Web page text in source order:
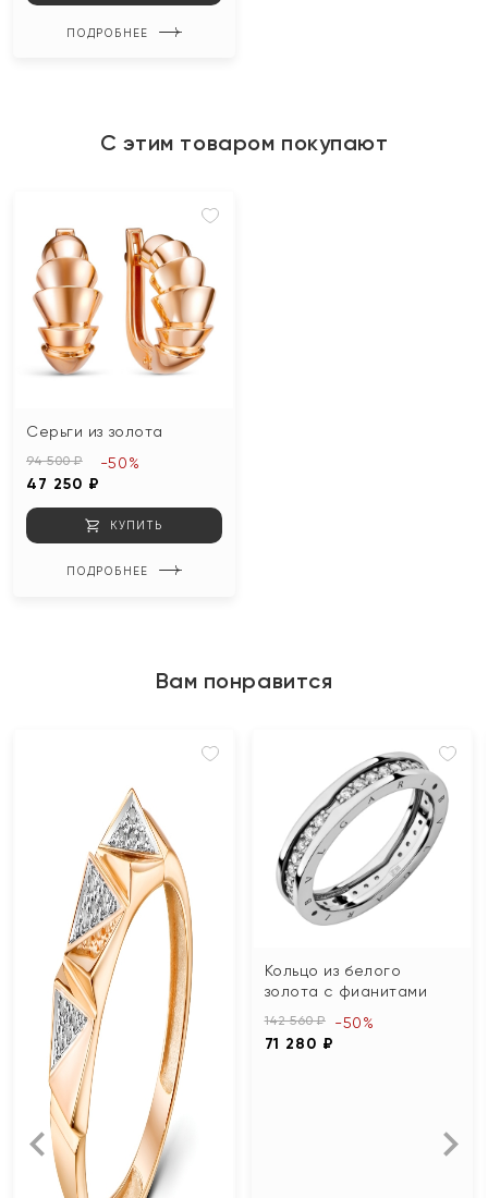
ПОДРОБНЕЕ
С этим товаром покупают
Серьги из золота
94 500 ₽
47 250 ₽
-50%
КУПИТЬ
ПОДРОБНЕЕ
Вам понравится
Кольцо из белого
золота с фианитами
142 560 ₽
71 280 ₽
-50%